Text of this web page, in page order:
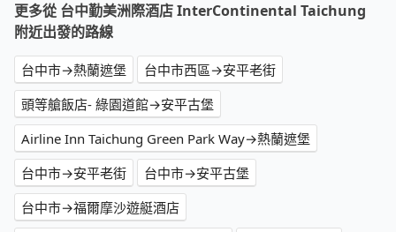
更多從 台中勤美洲際酒店 InterContinental Taichung
附近出發的路線
台中市→熱蘭遮堡
台中市西區→安平老街
頭等艙飯店- 綠園道館→安平古堡
Airline Inn Taichung Green Park Way→熱蘭遮堡
台中市→安平老街
台中市→安平古堡
台中市→福爾摩沙遊艇酒店